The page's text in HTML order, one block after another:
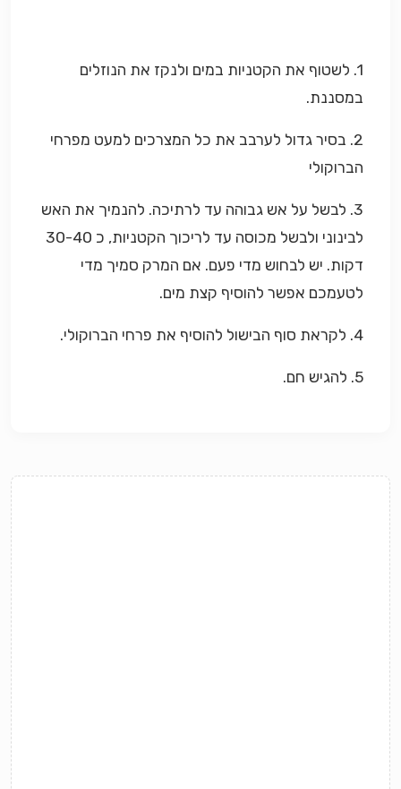
1. לשטוף את הקטניות במים ולנקז את הנוזלים
במסננת.
2. בסיר גדול לערבב את כל המצרכים למעט מפרחי
הברוקולי
3. לבשל על אש גבוהה עד לרתיכה. להנמיך את האש
לבינוני ולבשל מכוסה עד לריכוך הקטניות, כ 30-40
דקות. יש לבחוש מדי פעם. אם המרק סמיך מדי
לטעמכם אפשר להוסיף קצת מים.
4. לקראת סוף הבישול להוסיף את פרחי הברוקולי.
5. להגיש חם.